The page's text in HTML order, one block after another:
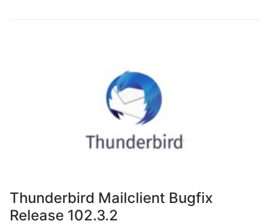
Thunderbird Mailclient Bugfix
Release 102.3.2